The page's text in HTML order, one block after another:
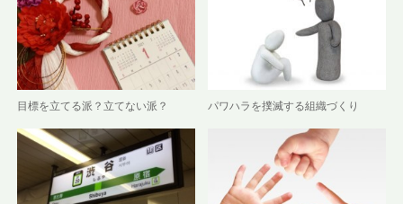
目標を立てる派？立てない派？ パワハラを撲滅する組織づくり